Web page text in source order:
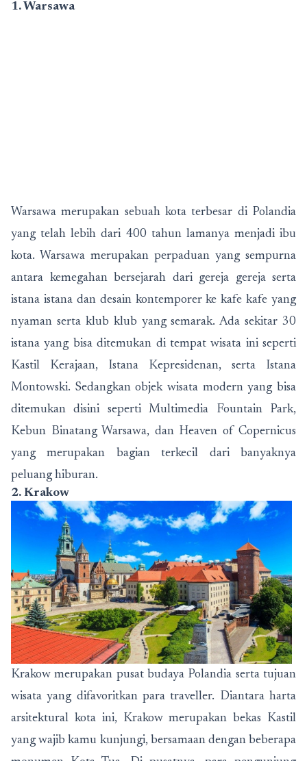
1. Warsawa
Warsawa merupakan sebuah kota terbesar di Polandia
yang telah lebih dari 400 tahun lamanya menjadi ibu
kota. Warsawa merupakan perpaduan yang sempurna
antara kemegahan bersejarah dari gereja gereja serta
istana istana dan desain kontemporer ke kafe kafe yang
nyaman serta klub klub yang semarak. Ada sekitar 30
istana yang bisa ditemukan di tempat wisata ini seperti
Kastil Kerajaan, Istana Kepresidenan, serta Istana
Montowski. Sedangkan objek wisata modern yang bisa
ditemukan disini seperti Multimedia Fountain Park,
Kebun Binatang Warsawa, dan Heaven of Copernicus
yang merupakan bagian terkecil dari banyaknya
peluang hiburan.
2. Krakow
Krakow merupakan pusat budaya Polandia serta tujuan
wisata yang difavoritkan para traveller. Diantara harta
arsitektural kota ini, Krakow merupakan bekas Kastil
yang wajib kamu kunjungi, bersamaan dengan beberapa